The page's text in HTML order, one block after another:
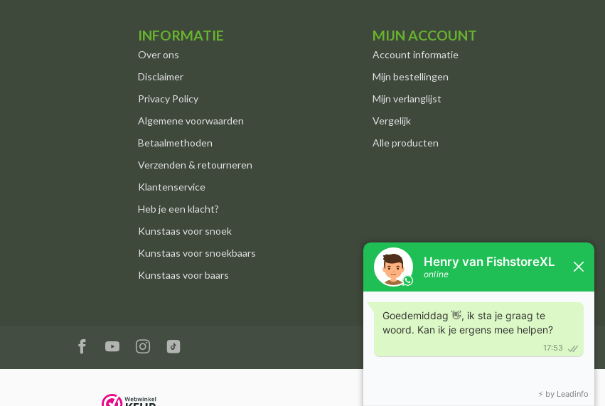
INFORMATIE
Over ons
Disclaimer
Privacy Policy
Algemene voorwaarden
Betaalmethoden
Verzenden & retourneren
Klantenservice
Heb je een klacht?
Kunstaas voor snoek
Kunstaas voor snoekbaars
Kunstaas voor baars
MIJN ACCOUNT
Account informatie
Mijn bestellingen
Mijn verlanglijst
Vergelijk
Alle producten